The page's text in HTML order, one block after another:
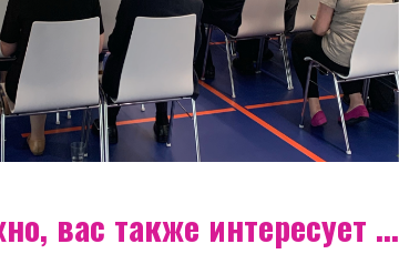
вас также интересует ...